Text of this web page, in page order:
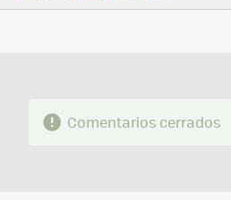
FACEBOOK
TWITTERFLIPBOARD
E-
WHATSAPP
Comentarios cerrados